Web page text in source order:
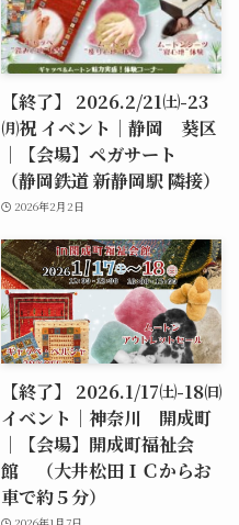
【終了】 2026.2/21㈯-23
㈪祝 イベント｜静岡 葵区
｜【会場】ペガサート
（静岡鉄道 新静岡駅 隣接）
2026年2月2日
【終了】 2026.1/17㈯-18㈰
イベント｜神奈川 開成町
｜【会場】開成町福祉会
館 （大井松田ＩＣからお
車で約５分）